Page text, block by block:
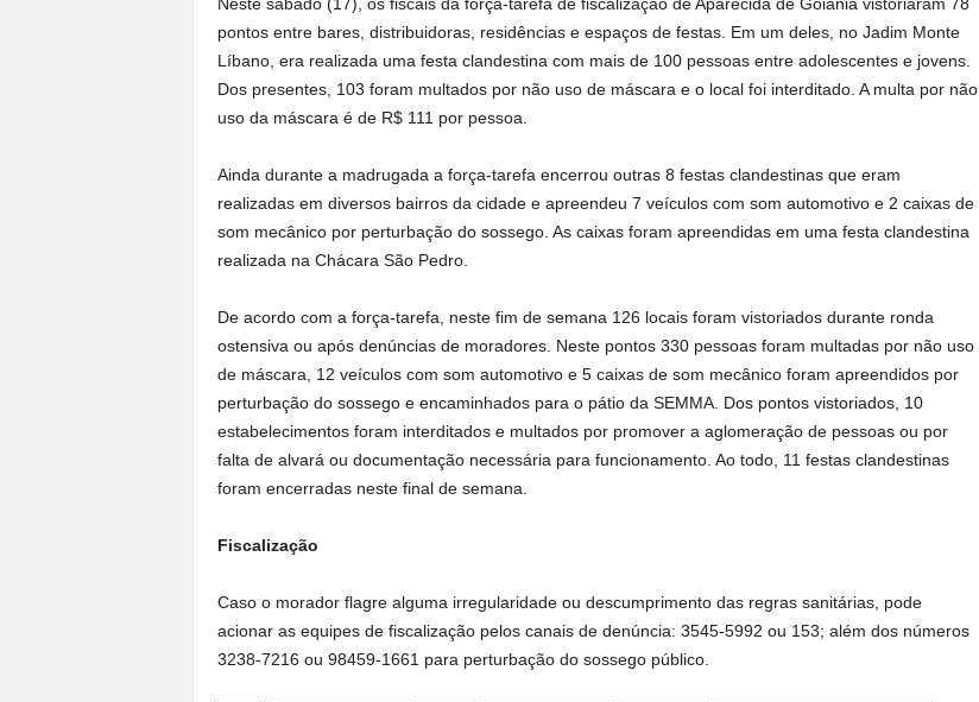
Neste sábado (17), os fiscais da força-tarefa de fiscalização de Aparecida de Goiânia vistoriaram 78
pontos entre bares, distribuidoras, residências e espaços de festas. Em um deles, no Jadim Monte
Líbano, era realizada uma festa clandestina com mais de 100 pessoas entre adolescentes e jovens.
Dos presentes, 103 foram multados por não uso de máscara e o local foi interditado. A multa por não
uso da máscara é de R$ 111 por pessoa.
Ainda durante a madrugada a força-tarefa encerrou outras 8 festas clandestinas que eram
realizadas em diversos bairros da cidade e apreendeu 7 veículos com som automotivo e 2 caixas de
som mecânico por perturbação do sossego. As caixas foram apreendidas em uma festa clandestina
realizada na Chácara São Pedro.
De acordo com a força-tarefa, neste fim de semana 126 locais foram vistoriados durante ronda
ostensiva ou após denúncias de moradores. Neste pontos 330 pessoas foram multadas por não uso
de máscara, 12 veículos com som automotivo e 5 caixas de som mecânico foram apreendidos por
perturbação do sossego e encaminhados para o pátio da SEMMA. Dos pontos vistoriados, 10
estabelecimentos foram interditados e multados por promover a aglomeração de pessoas ou por
falta de alvará ou documentação necessária para funcionamento. Ao todo, 11 festas clandestinas
foram encerradas neste final de semana.
Fiscalização
Caso o morador flagre alguma irregularidade ou descumprimento das regras sanitárias, pode
acionar as equipes de fiscalização pelos canais de denúncia: 3545-5992 ou 153; além dos números
3238-7216 ou 98459-1661 para perturbação do sossego público.